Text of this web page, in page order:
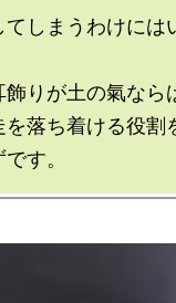
しまうわけには
りが土の氣なら
を落ち着ける役割